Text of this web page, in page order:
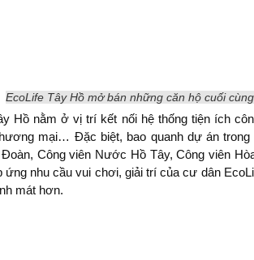
EcoLife Tây Hồ mở bán những căn hộ cuối
Hồ nằm ở vị trí kết nối hệ thống tiện ích
mại… Đặc biệt, bao quanh dự án
Công viên Nước Hồ Tây, Công viên
ứng nhu cầu vui chơi, giải trí của cư dân
mát hơn.